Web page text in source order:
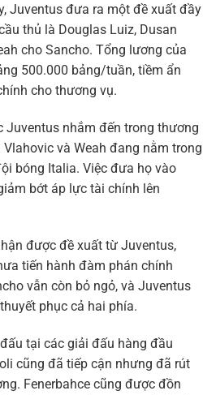
Juventus đưa ra một đề xuất đầy
thủ là Douglas Luiz, Dusan
cho Sancho. Tổng lương của
500.000 bảng/tuần, tiềm ẩn
cho thương vụ.
Juventus nhắm đến trong thương
và Weah đang nằm trong
bóng Italia. Việc đưa họ vào
bớt áp lực tài chính lên
được đề xuất từ Juventus,
tiến hành đàm phán chính
vẫn còn bỏ ngỏ, và Juventus
phục cả hai phía.
tại các giải đấu hàng đầu
cũng đã tiếp cận nhưng đã rút
Fenerbahce cũng được đồn